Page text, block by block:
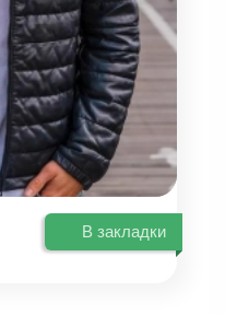
В закладки